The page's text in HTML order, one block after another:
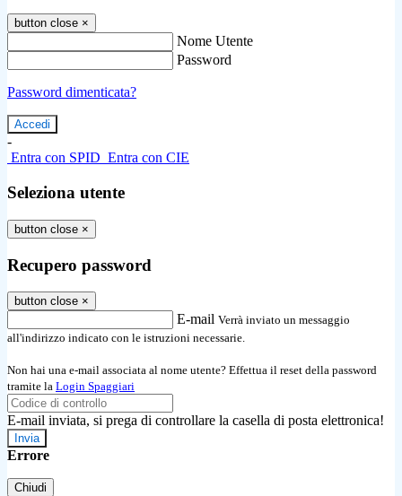
button close ×
Nome Utente
Password
Password dimenticata?
-
Entra con SPID Entra con CIE
Seleziona utente
button close ×
Recupero password
button close ×
E-mail Verrà inviato un messaggio
all'indirizzo indicato con le istruzioni necessarie.
Non hai una e-mail associata al nome utente? Effettua il reset della password
tramite la Login Spaggiari
E-mail inviata, si prega di controllare la casella di posta elettronica!
Errore
Chiudi